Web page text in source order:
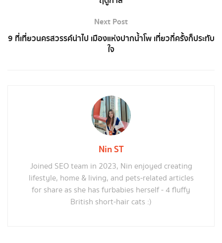
Next Post
9 ที่เที่ยวนครสวรรค์น่าไป เมืองแห่งปากน้ำโพ เที่ยวกี่ครั้งก็ประทับ
ใจ
Nin ST
Joined SEO team in 2023, Nin enjoyed creating
lifestyle, home & living, and pets-related articles
for share as she has furbabies herself - 4 fluffy
British short-hair cats :)